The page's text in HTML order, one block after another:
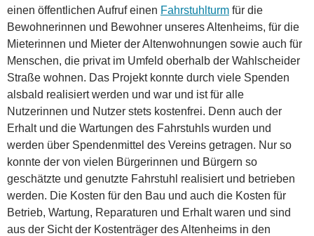
einen öffentlichen Aufruf einen Fahrstuhlturm für die
Bewohnerinnen und Bewohner unseres Altenheims, für die
Mieterinnen und Mieter der Altenwohnungen sowie auch für
Menschen, die privat im Umfeld oberhalb der Wahlscheider
Straße wohnen. Das Projekt konnte durch viele Spenden
alsbald realisiert werden und war und ist für alle
Nutzerinnen und Nutzer stets kostenfrei. Denn auch der
Erhalt und die Wartungen des Fahrstuhls wurden und
werden über Spendenmittel des Vereins getragen. Nur so
konnte der von vielen Bürgerinnen und Bürgern so
geschätzte und genutzte Fahrstuhl realisiert und betrieben
werden. Die Kosten für den Bau und auch die Kosten für
Betrieb, Wartung, Reparaturen und Erhalt waren und sind
aus der Sicht der Kostenträger des Altenheims in den